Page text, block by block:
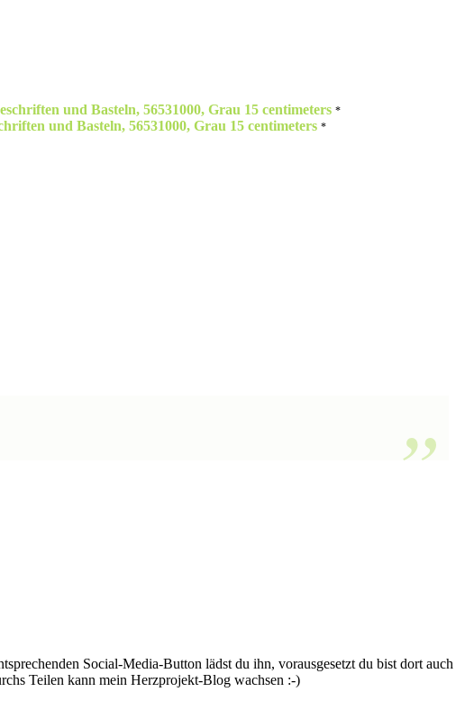
und Basteln, 56531000, Grau 15 centimeters
Social-Media-Button lädst du ihn, vorausgesetzt du bist dort auch
Teilen kann mein Herzprojekt-Blog wachsen :-)